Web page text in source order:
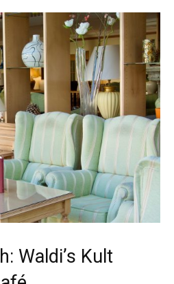
Waldi’s Kult